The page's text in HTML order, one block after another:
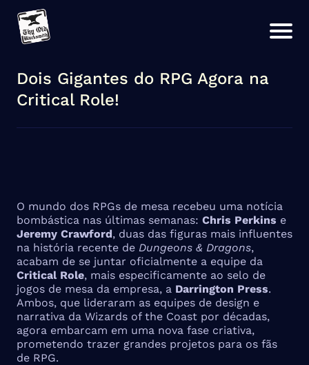
Dois Gigantes do RPG Agora na
Critical Role!
O mundo dos RPGs de mesa recebeu uma notícia
bombástica nas últimas semanas: Chris Perkins e
Jeremy Crawford, duas das figuras mais influentes
na história recente de Dungeons & Dragons,
acabam de se juntar oficialmente a equipe da
Critical Role, mais especificamente ao selo de
jogos de mesa da empresa, a Darrington Press.
Ambos, que lideraram as equipes de design e
narrativa da Wizards of the Coast por décadas,
agora embarcam em uma nova fase criativa,
prometendo trazer grandes projetos para os fãs
de RPG.